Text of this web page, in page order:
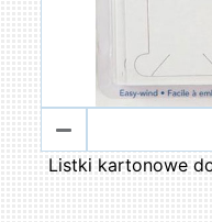
Listki kartonowe